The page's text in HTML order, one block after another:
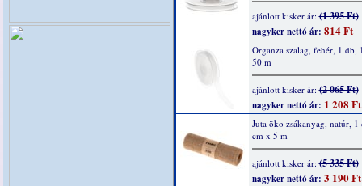
ajánlott kisker ár:(1 395 Ft)
nagyker nettó ár: 814 Ft
Organza szalag, fehér, 1 db,
50 m
ajánlott kisker ár:(2 065 Ft)
nagyker nettó ár: 1 208 Ft
Juta öko zsákanyag, natúr, 1
cm x 5 m
ajánlott kisker ár:(5 335 Ft)
nagyker nettó ár: 3 190 Ft